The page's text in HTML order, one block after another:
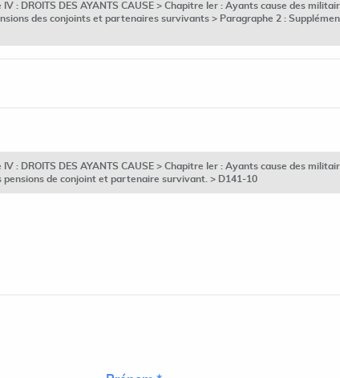
IV : DROITS DES AYANTS CAUSE > Chapitre Ier : Ayants cause des
des conjoints et partenaires survivants > Paragraphe 2 :
IV : DROITS DES AYANTS CAUSE > Chapitre Ier : Ayants cause des
de conjoint et partenaire survivant. > D141-10